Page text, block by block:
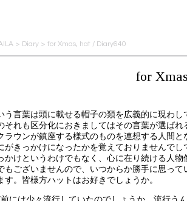
> Diary > for Xmas, hat / Diary640
for
う言葉は頭に載せる帽子の類を広義的に現わ
それも区分化におきましてはその言葉が選ば
ラウンが鎮座する様式のものを連想する人間
がきっかけになったかを覚えておりませんで
かけというわけでもなく、心に在り続ける人
もございませんので、いつからか勝手に思っ
す。皆様方ハットはお好きでしょうか。